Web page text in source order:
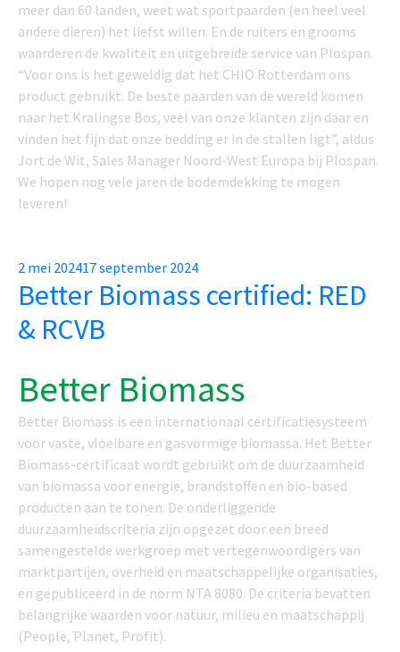
meer dan 60 landen, weet wat sportpaarden (en heel veel
andere dieren) het liefst willen. En de ruiters en grooms
waarderen de kwaliteit en uitgebreide service van Plospan.
“Voor ons is het geweldig dat het CHIO Rotterdam ons
product gebruikt. De beste paarden van de wereld komen
naar het Kralingse Bos, veel van onze klanten zijn daar en
vinden het fijn dat onze bedding er in de stallen ligt”, aldus
Jort de Wit, Sales Manager Noord-West Europa bij Plospan.
We hopen nog vele jaren de bodemdekking te mogen
leveren!
Posted
on
2 mei 202417 september 2024
Better Biomass certified: RED
& RCVB
Better Biomass
Better Biomass is een internationaal certificatiesysteem
voor vaste, vloeibare en gasvormige biomassa. Het Better
Biomass-certificaat wordt gebruikt om de duurzaamheid
van biomassa voor energie, brandstoffen en bio-based
producten aan te tonen. De onderliggende
duurzaamheidscriteria zijn opgezet door een breed
samengestelde werkgroep met vertegenwoordigers van
marktpartijen, overheid en maatschappelijke organisaties,
en gepubliceerd in de norm NTA 8080. De criteria bevatten
belangrijke waarden voor natuur, milieu en maatschappij
(People, Planet, Profit).